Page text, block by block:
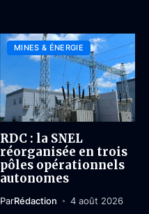
MINES & ÉNERGIE
RDC : la SNEL
réorganisée en trois
pôles opérationnels
autonomes
ParRédaction 4 août 2026